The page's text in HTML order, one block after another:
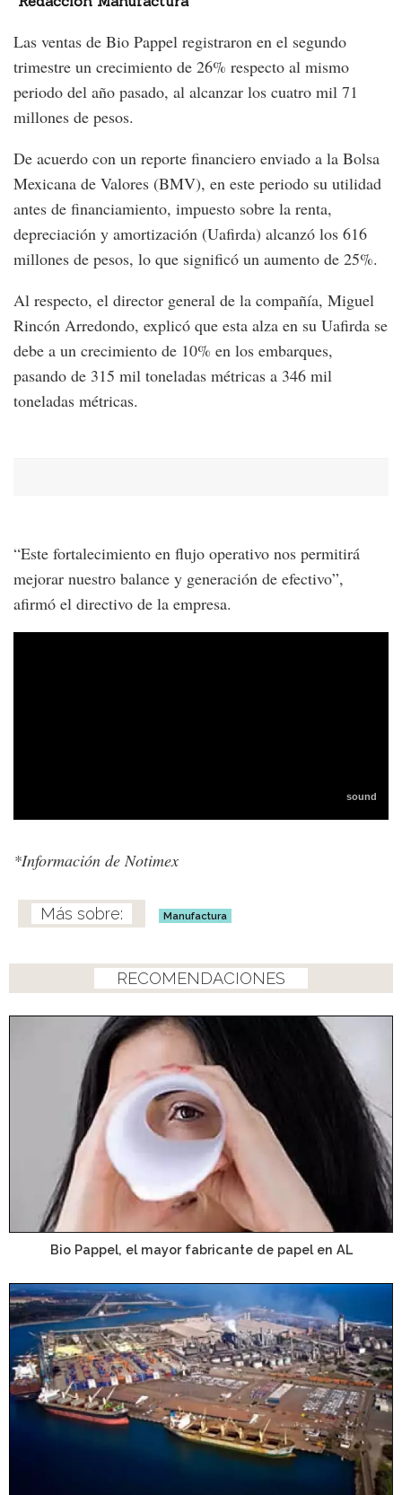
Las ventas de Bio Pappel registraron en el segundo
trimestre un crecimiento de 26% respecto al mismo
periodo del año pasado, al alcanzar los cuatro mil 71
millones de pesos.
De acuerdo con un reporte financiero enviado a la Bolsa
Mexicana de Valores (BMV), en este periodo su utilidad
antes de financiamiento, impuesto sobre la renta,
depreciación y amortización (Uafirda) alcanzó los 616
millones de pesos, lo que significó un aumento de 25%.
Al respecto, el director general de la compañía, Miguel
Rincón Arredondo, explicó que esta alza en su Uafirda se
debe a un crecimiento de 10% en los embarques,
pasando de 315 mil toneladas métricas a 346 mil
toneladas métricas.
“Este fortalecimiento en flujo operativo nos permitirá
mejorar nuestro balance y generación de efectivo”,
afirmó el directivo de la empresa.
*Información de Notimex
Manufactura
RECOMENDACIONES
Bio Pappel, el mayor fabricante de papel en AL